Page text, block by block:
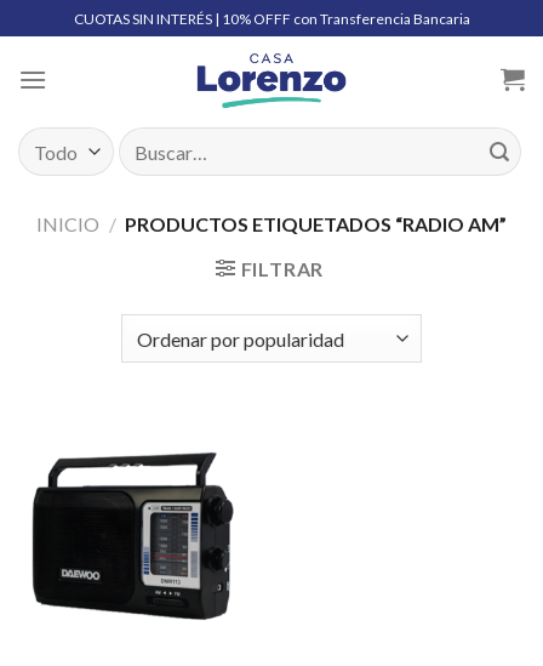
to
content
CUOTAS SIN INTERÉS | 10% OFFF con Transferencia Bancaria
Buscar
por:
INICIO / PRODUCTOS ETIQUETADOS “RADIO AM”
FILTRAR